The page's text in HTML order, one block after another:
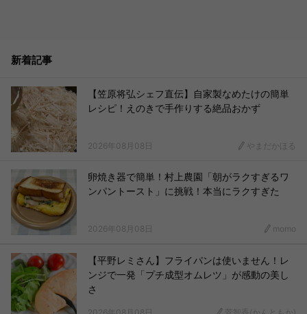
新着記事
【笠原将弘シェフ直伝】自家製なめたけの簡単
レシピ！えのきで手作りする絶品おかず
2026年08月08日 やまだかほる
卵焼き器で簡単！村上農園「朝がラクすぎるワ
ンパントースト」に挑戦！本当にラクすぎた
2026年08月08日 momo
【平野レミさん】フライパンは使いません！レ
ンジで一発「プチ成型オムレツ」が感動の美し
さ